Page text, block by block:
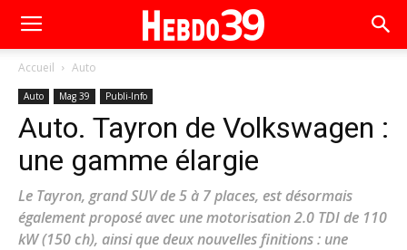
Accueil Auto
Auto Mag 39 Publi-Info
Auto. Tayron de Volkswagen :
une gamme élargie
Le Tayron, grand SUV de 5 à 7 places, est désormais
également proposé avec une motorisation 2.0 TDI de 110
kW (150 ch), ainsi que deux nouvelles finitions : une